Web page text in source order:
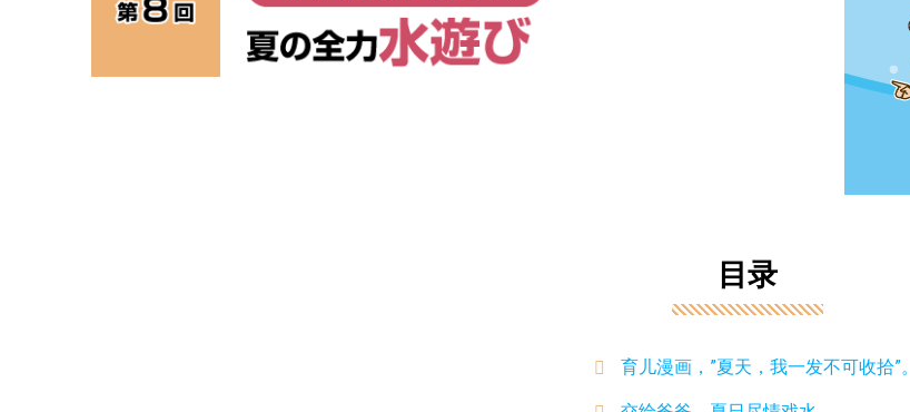
目录
育儿漫画，”夏天，我一发不可收拾”。